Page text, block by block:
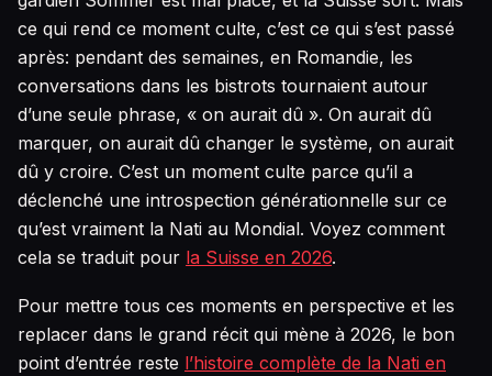
ce qui rend ce moment culte, c’est ce qui s’est passé
après: pendant des semaines, en Romandie, les
conversations dans les bistrots tournaient autour
d’une seule phrase, « on aurait dû ». On aurait dû
marquer, on aurait dû changer le système, on aurait
dû y croire. C’est un moment culte parce qu’il a
déclenché une introspection générationnelle sur ce
qu’est vraiment la Nati au Mondial. Voyez comment
cela se traduit pour la Suisse en 2026.
Pour mettre tous ces moments en perspective et les
replacer dans le grand récit qui mène à 2026, le bon
point d’entrée reste l’histoire complète de la Nati en